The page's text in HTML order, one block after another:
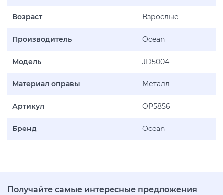
Возраст Взрослые
Производитель Ocean
Модель JD5004
Материал оправы Металл
Артикул OP5856
Бренд Ocean
Получайте самые интересные предложения